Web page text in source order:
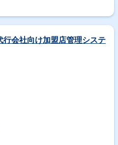
会社向け加盟店管理システ